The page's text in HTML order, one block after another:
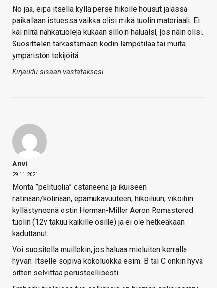
No jaa, eipä itsellä kyllä perse hikoile housut jalassa
paikallaan istuessa vaikka olisi mikä tuolin materiaali. Ei
kai niitä nahkatuoleja kukaan silloin haluaisi, jos näin olisi.
Suosittelen tarkastamaan kodin lämpötilaa tai muita
ympäristön tekijöitä.
Kirjaudu sisään vastataksesi
Anvi
29.11.2021
Monta ”pelituolia” ostaneena ja ikuiseen
natinaan/kolinaan, epämukavuuteen, hikoiluun, vikoihin
kyllästyneenä ostin Herman-Miller Aeron Remastered
tuolin (12v takuu kaikille osille) ja ei ole hetkeäkään
kaduttanut.
Voi suositella muillekin, jos haluaa mieluiten kerralla
hyvän. Itselle sopiva kokoluokka esim. B tai C onkin hyvä
sitten selvittää perusteellisesti.